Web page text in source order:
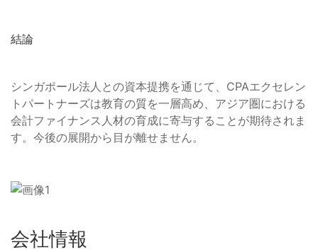
結論
シンガポール法人との資本提携を通じて、CPAエクセレン
トパートナーズは教育の質を一層高め、アジア圏における
会計ファイナンス人材の育成に寄与することが期待されま
す。今後の展開から目が離せません。
会社情報